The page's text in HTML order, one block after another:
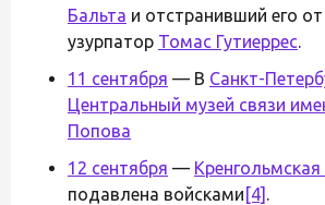
Бальта и отстранивший его
узурпатор Томас Гутиеррес.
11 сентября — В Санкт-
Центральный музей связи
Попова
12 сентября — Кренгольмская
подавлена войсками [4] .